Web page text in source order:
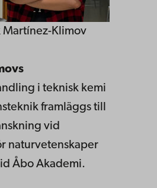
Martínez-Klimov
i teknisk kemi
framläggs till
vid
naturvetenskaper
Åbo Akademi.